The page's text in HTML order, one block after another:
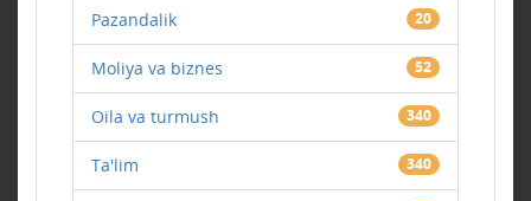
Pazandalik 20
Moliya va biznes 52
Oila va turmush 340
Ta'lim 340